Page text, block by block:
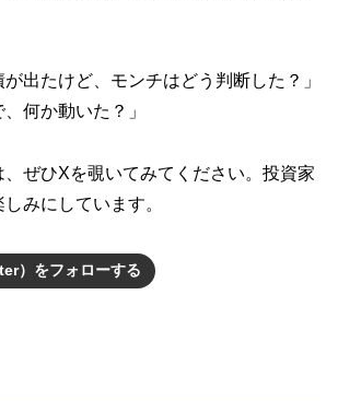
が出たけど、モンチはどう判断した？」
何か動いた？」
、ぜひXを覗いてみてください。投資家
みにしています。
）をフォローする